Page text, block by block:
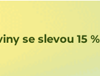
se slevou 15